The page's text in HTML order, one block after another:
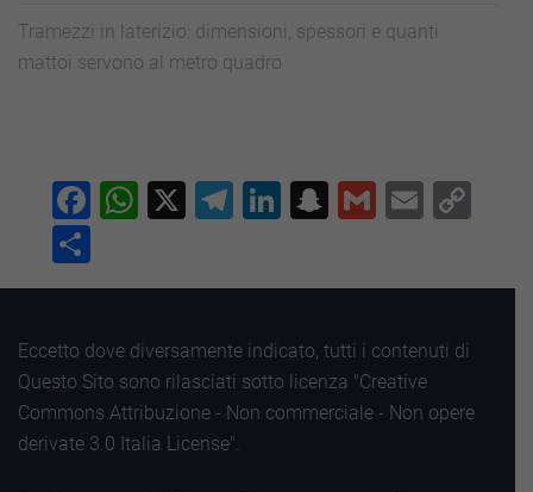
Tramezzi in laterizio: dimensioni, spessori e quanti
mattoi servono al metro quadro
Facebook
WhatsApp
X Telegram
LinkedIn
Snapchat
GmailEmail
Eccetto dove diversamente indicato, tutti i contenuti di
Questo Sito sono rilasciati sotto licenza "Creative
Commons Attribuzione - Non commerciale - Non opere
derivate 3.0 Italia License".